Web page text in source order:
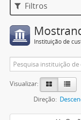
Filtros
Instituição de
Visualizar:
Direção: